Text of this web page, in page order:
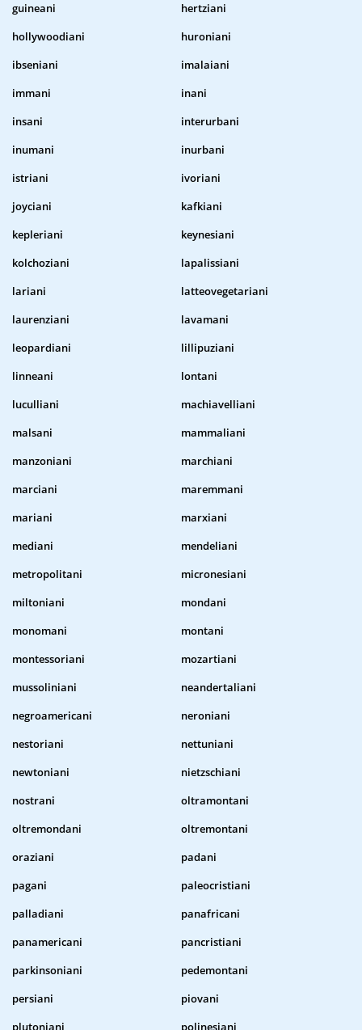
guineani
hertziani
hollywoodiani
huroniani
ibseniani
imalaiani
immani
inani
insani
interurbani
inumani
inurbani
istriani
ivoriani
joyciani
kafkiani
kepleriani
keynesiani
kolchoziani
lapalissiani
lariani
latteovegetariani
laurenziani
lavamani
leopardiani
lillipuziani
linneani
lontani
luculliani
machiavelliani
malsani
mammaliani
manzoniani
marchiani
marciani
maremmani
mariani
marxiani
mediani
mendeliani
metropolitani
micronesiani
miltoniani
mondani
monomani
montani
montessoriani
mozartiani
mussoliniani
neandertaliani
negroamericani
neroniani
nestoriani
nettuniani
newtoniani
nietzschiani
nostrani
oltramontani
oltremondani
oltremontani
oraziani
padani
pagani
paleocristiani
palladiani
panafricani
panamericani
pancristiani
parkinsoniani
pedemontani
persiani
piovani
plutoniani
polinesiani